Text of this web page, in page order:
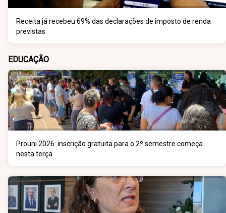
Receita já recebeu 69% das declarações de imposto de renda
previstas
EDUCAÇÃO
Prouni 2026: inscrição gratuita para o 2º semestre começa
nesta terça